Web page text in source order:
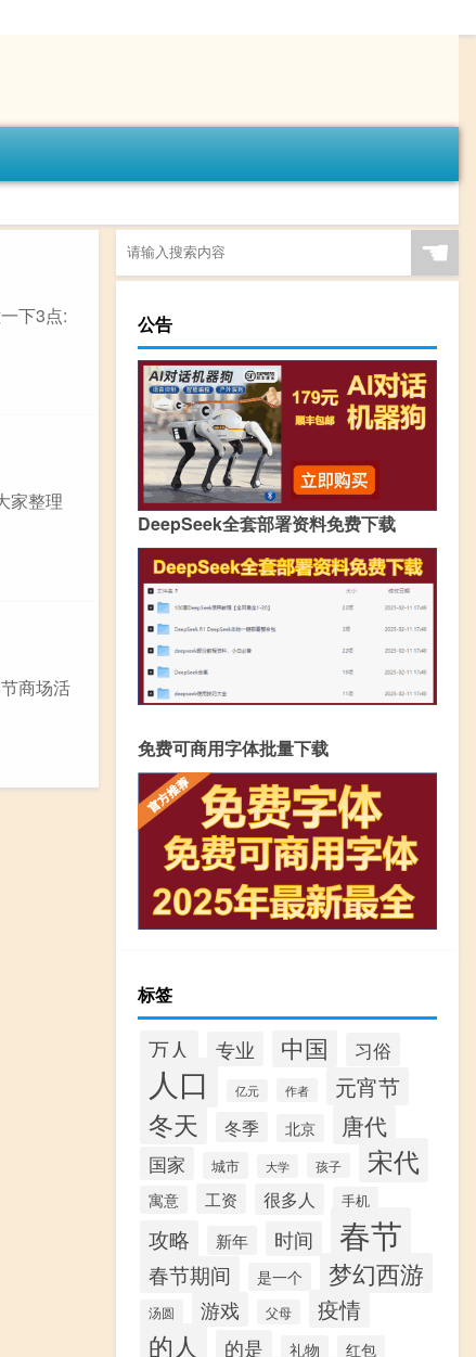
下3点:
家整理
商场活
☚
公告
DeepSeek全套部署资料免费下载
免费可商用字体批量下载
标签
万人 专业 中国 习俗
人口 亿元 作者 元宵节
冬天 冬季 北京 唐代
国家 城市 大学 孩子 宋代
寓意 工资 很多人 手机
攻略 新年 时间 春节
春节期间 是一个 梦幻西游
汤圆 游戏 父母 疫情
的人 的是 礼物 红包